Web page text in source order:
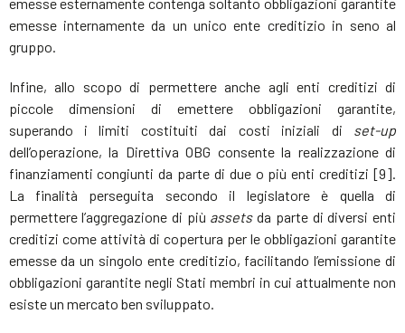
emesse internamente da un unico ente creditizio in seno al
gruppo.
Infine, allo scopo di permettere anche agli enti creditizi di
piccole dimensioni di emettere obbligazioni garantite,
superando i limiti costituiti dai costi iniziali di set-up
dell’operazione, la Direttiva OBG consente la realizzazione di
finanziamenti congiunti da parte di due o più enti creditizi [9].
La finalità perseguita secondo il legislatore è quella di
permettere l’aggregazione di più assetsda parte di diversi enti
creditizi come attività di copertura per le obbligazioni garantite
emesse da un singolo ente creditizio, facilitando l’emissione di
obbligazioni garantite negli Stati membri in cui attualmente non
esiste un mercato ben sviluppato.